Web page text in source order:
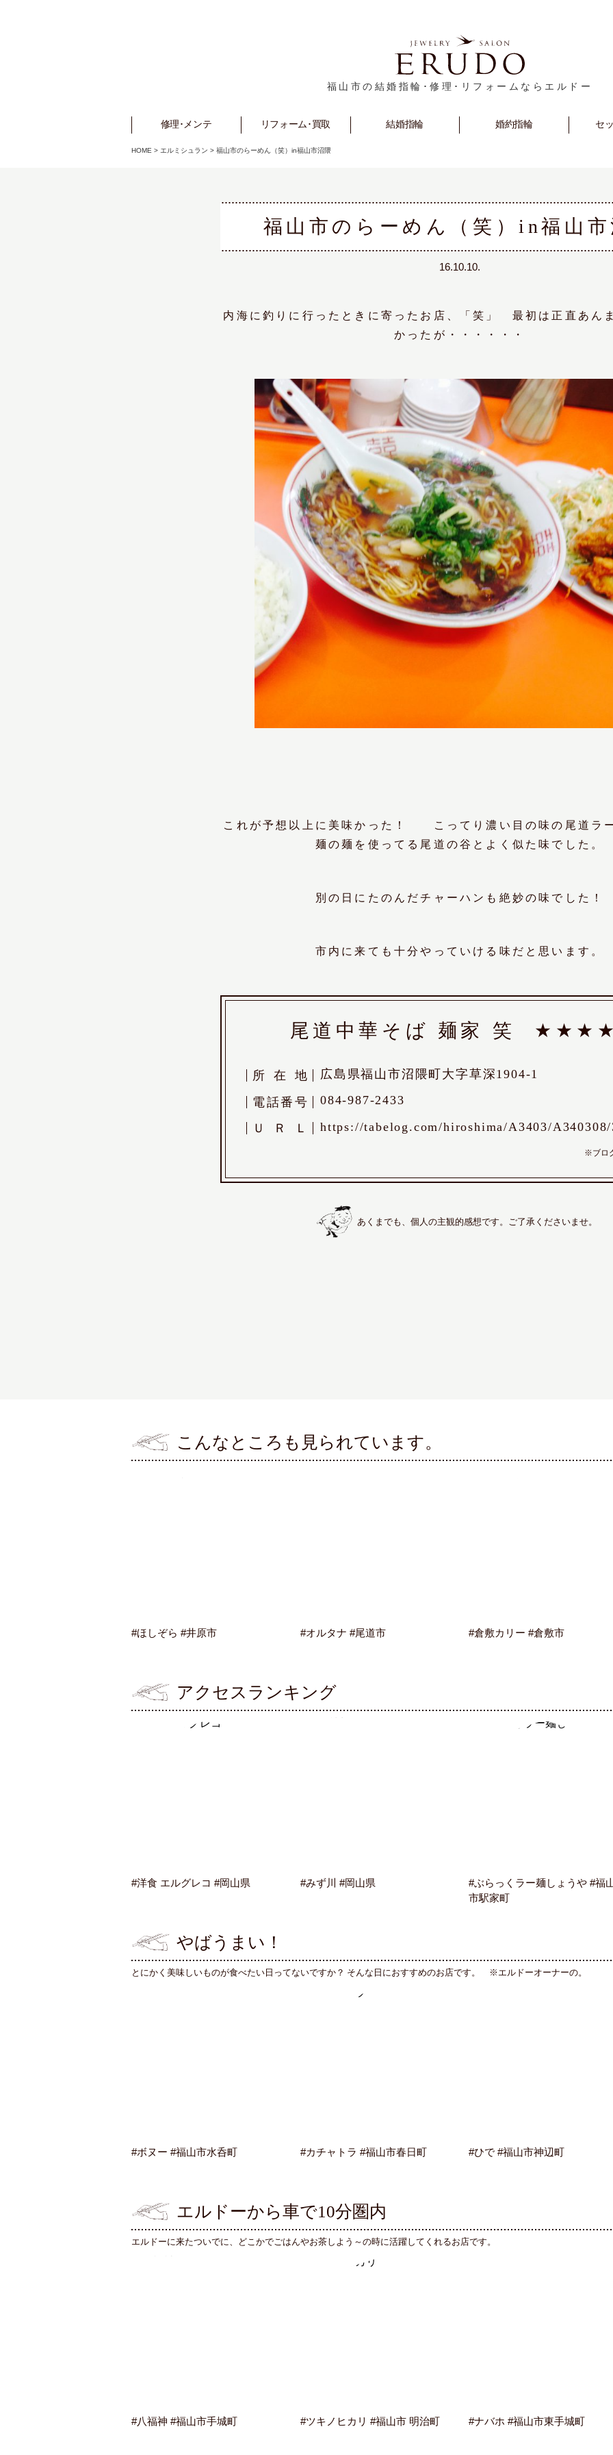
福山市の結婚指輪･修理･リフォームならエルドー
修理･メンテ
Repair リフォーム･買取
Reform 結婚指輪
Marriage 婚約指輪
Engagement セ
HOME > エルミシュラン > 福山市のらーめん（笑）in福山市沼隈
福山市のらーめん（笑）in福山市
16.10.10.
内海に釣りに行ったときに寄ったお店、「笑」 最初は正直あん
かったが・・・・・・
これが予想以上に美味かった！ こってり濃い目の味の尾道ラ
麺の麺を使ってる尾道の谷とよく似た味でした。
別の日にたのんだチャーハンも絶妙の味でした！
市内に来ても十分やっていける味だと思います。
尾道中華そば 麺家 笑
所 在 地 広島県福山市沼隈町大字草深1904-1
電 話番 号 084-987-2433
Ｕ Ｒ Ｌ https://tabelog.com/hiroshima/A3403/A340308/
※ブロ
あくまでも、個人の主観的感想です。ご了承くださいませ。
こんなところも見られています。
#ほしぞら #井原市 #オルタナ #尾道市 #倉敷カリー #倉敷市
アクセスランキング
#洋食 エルグレコ #岡山県 #みず川 #岡山県
#ぶらっくラー麺しょうや #福
市駅家町
やばうまい！
とにかく美味しいものが食べたい日ってないですか？ そんな日におすすめのお店です。 ※エルドーオーナーの。
#ボヌー #福山市水呑町 #カチャトラ #福山市春日町 #ひで #福山市神辺町
エルドーから車で10分圏内
エルドーに来たついでに、どこかでごはんやお茶しよう～の時に活躍してくれるお店です。
#八福神 #福山市手城町 #ツキノヒカリ #福山市 明治町 #ナバホ #福山市東手城町